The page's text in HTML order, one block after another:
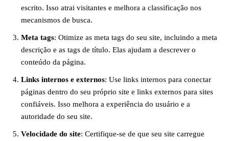
escrito. Isso atrai visitantes e melhora a classificação nos
mecanismos de busca.
Meta tags: Otimize as meta tags do seu site, incluindo a meta
descrição e as tags de título. Elas ajudam a descrever o
conteúdo da página.
Links internos e externos: Use links internos para conectar
páginas dentro do seu próprio site e links externos para sites
confiáveis. Isso melhora a experiência do usuário e a
autoridade do seu site.
Velocidade do site: Certifique-se de que seu site carregue